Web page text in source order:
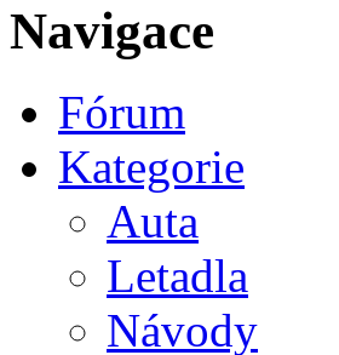
Navigace
Fórum
Kategorie
Auta
Letadla
Návody